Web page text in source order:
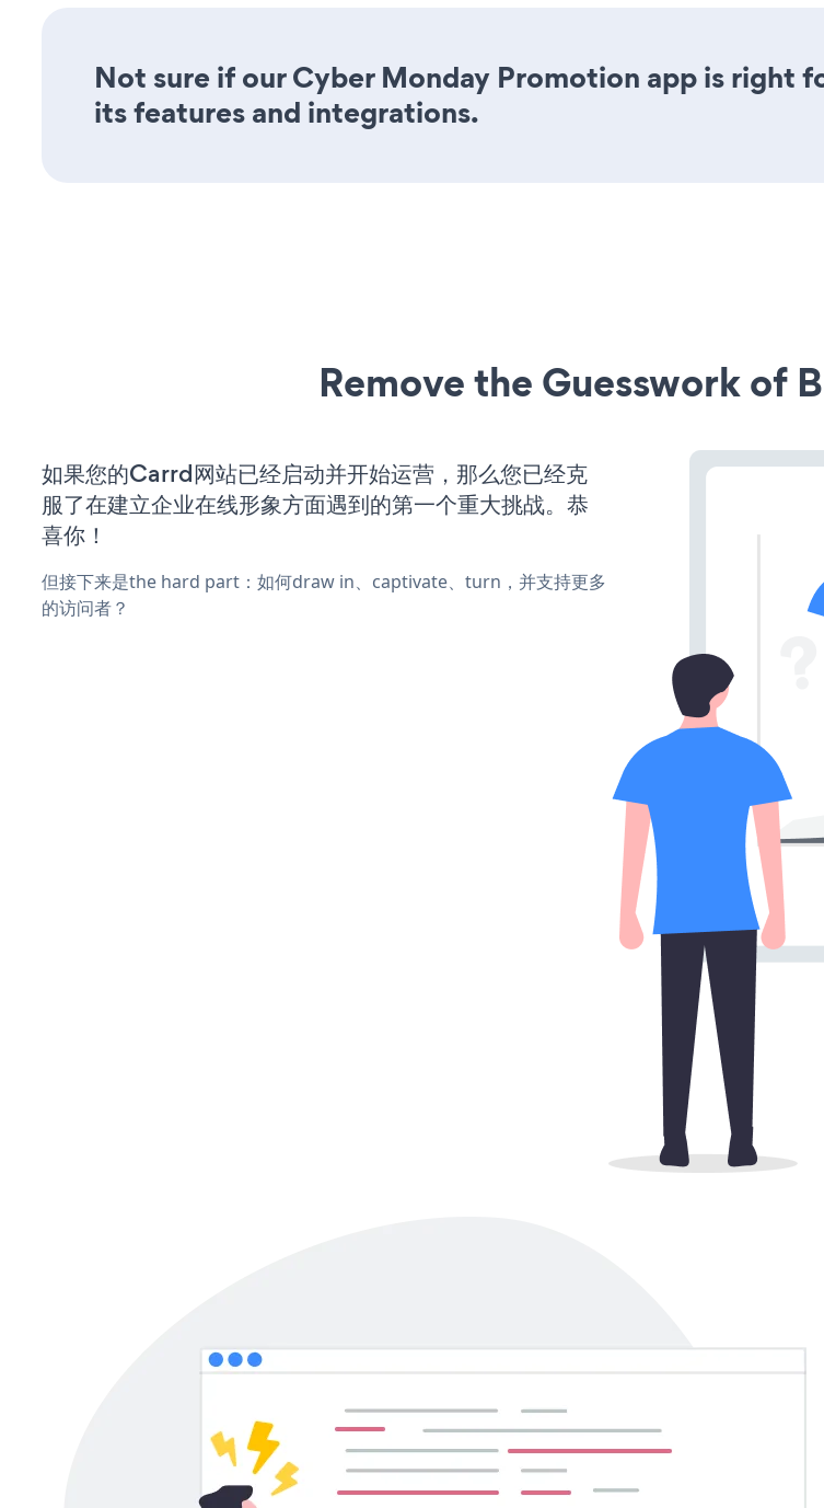
Not sure if our Cyber Monday Promotion app is right
its features and integrations.
Remove the Guesswork of
如果您的Carrd网站已经启动并开始运营，那么您已经克
服了在建立企业在线形象方面遇到的第一个重大挑战。恭
喜你！
但接下来是the hard part：如何draw in、captivate、turn，并支持更多
的访问者？